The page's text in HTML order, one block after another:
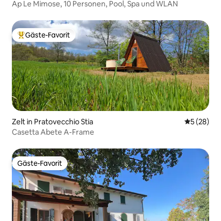
Ap Le Mimose, 10 Personen, Pool, Spa und WLAN
Beliebter Gäste-Favorit.
Gäste-Favorit
Zelt in Pratovecchio Stia
5 (28)
Casetta Abete A-Frame
Gäste-Favorit
Gäste-Favorit